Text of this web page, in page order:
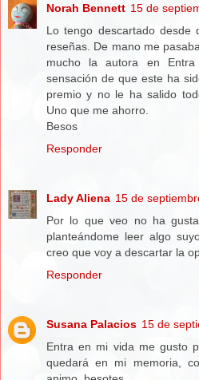
Norah Bennett 15 de
Lo tengo descartado desde
reseñas. De mano me
mucho la autora en
sensación de que este ha
premio y no le ha salido
Uno que me ahorro.
Besos
Responder
Lady Aliena 15 de
Por lo que veo no ha
planteándome leer algo
creo que voy a descartar la
Responder
Susana Palacios 15 de
Entra en mi vida me gusto
quedará en mi memoria,